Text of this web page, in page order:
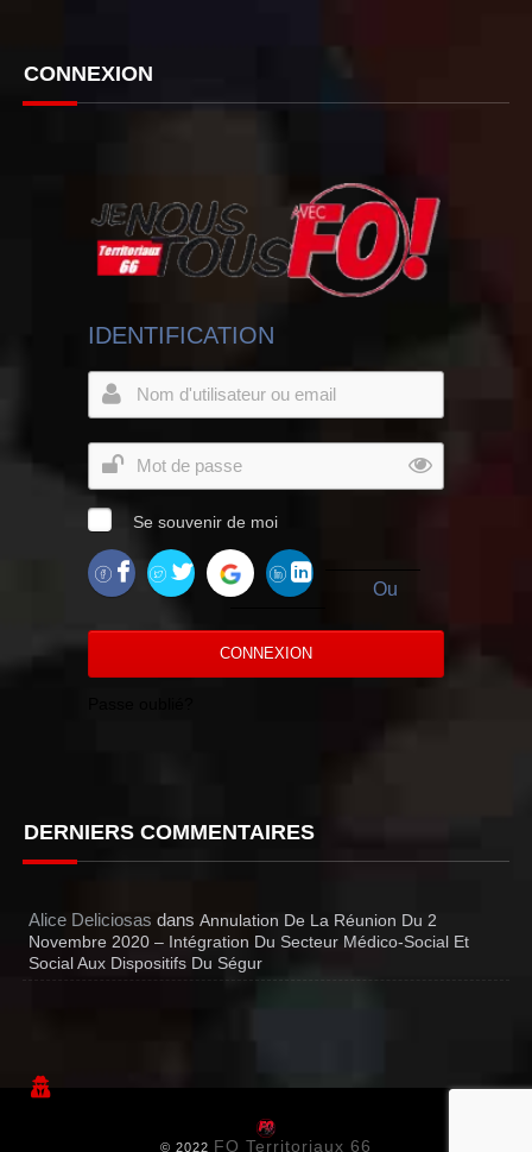
CONNEXION
IDENTIFICATION
Se souvenir de moi
Ou
CONNEXION
DERNIERS COMMENTAIRES
Alice Deliciosas dansAnnulation De La Réunion Du 2
Novembre 2020 – Intégration Du Secteur Médico-Social Et
Social Aux Dispositifs Du Ségur
© 2022 FO Territoriaux 66